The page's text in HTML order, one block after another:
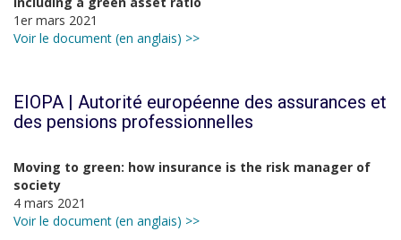
1er mars 2021
Voir le document (en anglais) >>
EIOPA | Autorité européenne des assurances et
des pensions professionnelles
Moving to green: how insurance is the risk manager of
society
4 mars 2021
Voir le document (en anglais) >>